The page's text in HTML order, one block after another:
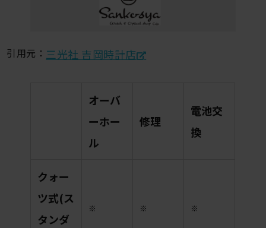
引用元： 三光社 吉岡時計店
オーバ
ーホー
ル
修理
電池交
換
クォー
ツ式(ス
タンダ
※ ※ ※